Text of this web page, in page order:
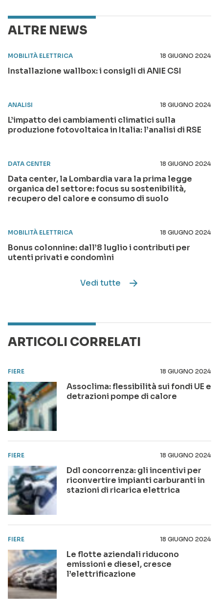
ALTRE NEWS
MOBILITÀ ELETTRICA 18 GIUGNO 2024
Installazione wallbox: i consigli di ANIE CSI
ANALISI 18 GIUGNO 2024
L’impatto dei cambiamenti climatici sulla
produzione fotovoltaica in Italia: l’analisi di RSE
DATA CENTER 18 GIUGNO 2024
Data center, la Lombardia vara la prima legge
organica del settore: focus su sostenibilità,
recupero del calore e consumo di suolo
MOBILITÀ ELETTRICA 18 GIUGNO 2024
Bonus colonnine: dall’8 luglio i contributi per
utenti privati e condomìni
Vedi tutte
ARTICOLI CORRELATI
FIERE 18 GIUGNO 2024
Assoclima: flessibilità sui fondi UE e
detrazioni pompe di calore
FIERE 18 GIUGNO 2024
Ddl concorrenza: gli incentivi per
riconvertire impianti carburanti in
stazioni di ricarica elettrica
FIERE 18 GIUGNO 2024
Le flotte aziendali riducono
emissioni e diesel, cresce
l’elettrificazione